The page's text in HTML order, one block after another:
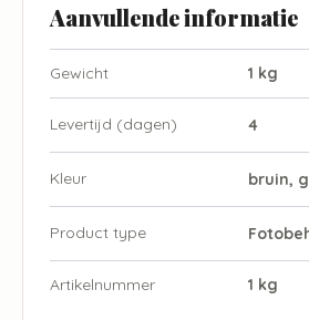
Aanvullende informatie
Gewicht 1 kg
Levertijd (dagen) 4
Kleur bruin,
Product type
Artikelnummer 1 kg